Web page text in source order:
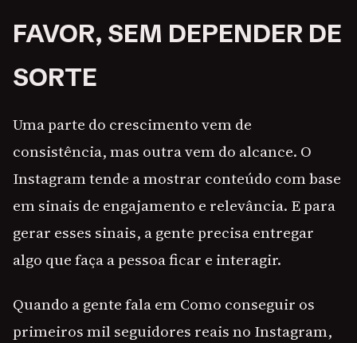
FAVOR, SEM DEPENDER DE
SORTE
Uma parte do crescimento vem de
consistência, mas outra vem do alcance. O
Instagram tende a mostrar conteúdo com base
em sinais de engajamento e relevância. E para
gerar esses sinais, a gente precisa entregar
algo que faça a pessoa ficar e interagir.
Quando a gente fala em Como conseguir os
primeiros mil seguidores reais no Instagram,